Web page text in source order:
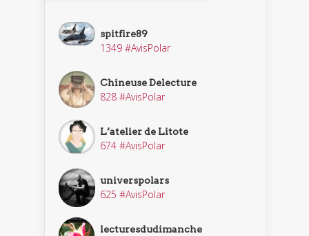
spitfire89
1349 #AvisPolar
Chineuse Delecture
828 #AvisPolar
L’atelier de Litote
674 #AvisPolar
universpolars
625 #AvisPolar
lecturesdudimanche